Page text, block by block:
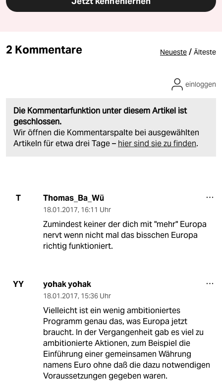
2 Kommentare Neueste / Älteste
Die Kommentarfunktion unter diesem Artikel ist
geschlossen.
Wir öffnen die Kommentarspalte bei ausgewählten
Artikeln für etwa drei Tage – hier sind sie zu finden.
einloggen
T Thomas_Ba_Wü
18.01.2017, 16:11 Uhr
Zumindest keiner der dich mit "mehr" Europa
nervt wenn nicht mal das bisschen Europa
richtig funktioniert.
YY yohak yohak
18.01.2017, 15:36 Uhr
Vielleicht ist ein wenig ambitioniertes
Programm genau das, was Europa jetzt
braucht. In der Vergangenheit gab es viel zu
ambitionierte Aktionen, zum Beispiel die
Einführung einer gemeinsamen Währung
namens Euro ohne daß die dazu notwendigen
Voraussetzungen gegeben waren.